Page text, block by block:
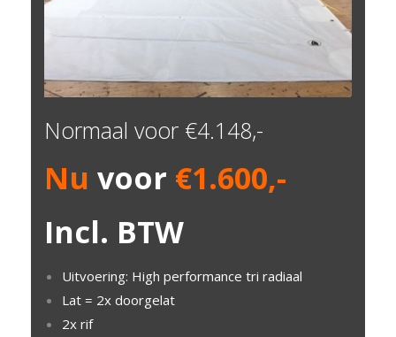
Normaal voor €4.148,-
Nu voor €1.600,-
Incl. BTW
Uitvoering: High performance tri radiaal
Lat = 2x doorgelat
2x rif